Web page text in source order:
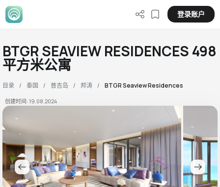
登录账户
BTGR SEAVIEW RESIDENCES 498
平方米公寓
目录 泰国 普吉岛 邦涛 BTGR Seaview Residences
创建时间: 19.08.2024